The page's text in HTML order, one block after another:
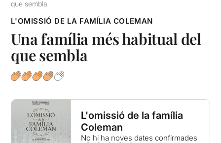
que sembla
L'OMISSIÓ DE LA FAMÍLIA COLEMAN
Una família més habitual del
que sembla
L'omissió de la família
Coleman
No hi ha noves dates confirmades